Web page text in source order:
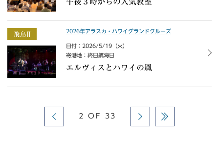
2026年アラスカ・ハワイグランドクルーズ
日付：2026/5/19（火）
寄港地：終日航海日
エルヴィスとハワイの風
2 OF 33